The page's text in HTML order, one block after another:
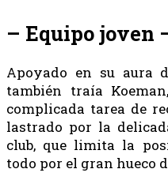
– Equipo joven
Apoyado en su aura
también traía
complicada tarea de
lastrado por la
club, que limita la
todo por el gran hueco